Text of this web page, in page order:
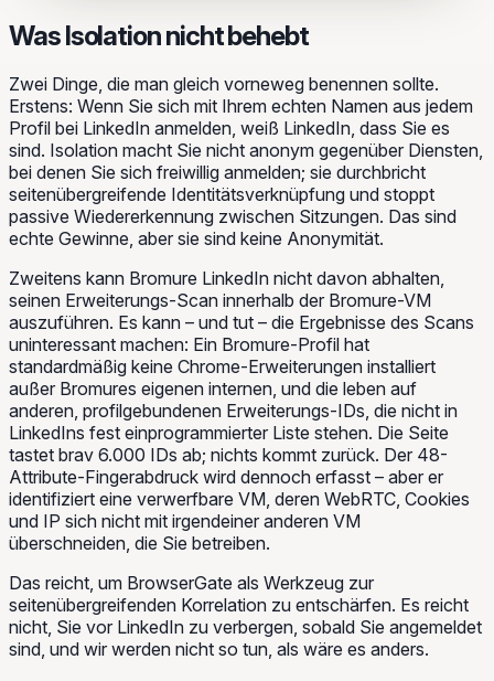
Was Isolation nicht behebt
Zwei Dinge, die man gleich vorneweg benennen sollte.
Erstens: Wenn Sie sich mit Ihrem echten Namen aus jedem
Profil bei LinkedIn anmelden, weiß LinkedIn, dass Sie es
sind. Isolation macht Sie nicht anonym gegenüber Diensten,
bei denen Sie sich freiwillig anmelden; sie durchbricht
seitenübergreifende Identitätsverknüpfung und stoppt
passive Wiedererkennung zwischen Sitzungen. Das sind
echte Gewinne, aber sie sind keine Anonymität.
Zweitens kann Bromure LinkedIn nicht davon abhalten,
seinen Erweiterungs-Scan innerhalb der Bromure-VM
auszuführen. Es kann – und tut – die Ergebnisse des Scans
uninteressant machen: Ein Bromure-Profil hat
standardmäßig keine Chrome-Erweiterungen installiert
außer Bromures eigenen internen, und die leben auf
anderen, profilgebundenen Erweiterungs-IDs, die nicht in
LinkedIns fest einprogrammierter Liste stehen. Die Seite
tastet brav 6.000 IDs ab; nichts kommt zurück. Der 48-
Attribute-Fingerabdruck wird dennoch erfasst – aber er
identifiziert eine verwerfbare VM, deren WebRTC, Cookies
und IP sich nicht mit irgendeiner anderen VM
überschneiden, die Sie betreiben.
Das reicht, um BrowserGate als Werkzeug zur
seitenübergreifenden Korrelation zu entschärfen. Es reicht
nicht, Sie vor LinkedIn zu verbergen, sobald Sie angemeldet
sind, und wir werden nicht so tun, als wäre es anders.